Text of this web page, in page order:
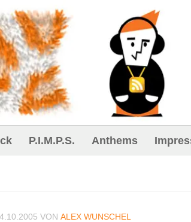
P.I.M.P.S. Anthems
VON ALEX WUNSCHEL